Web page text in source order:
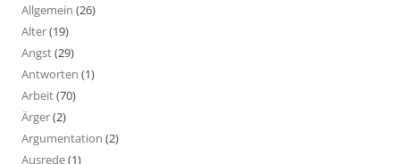
Allgemein (26)
Alter(19)
Angst(29)
Antworten (1)
Arbeit(70)
Ärger(2)
Argumentation (2)
Ausrede(1)